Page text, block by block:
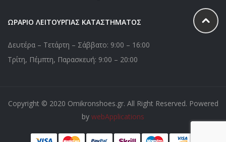
ΩΡΑΡΙΟ ΛΕΙΤΟΥΡΓΙΑΣ ΚΑΤΑΣΤΗΜΑΤΟΣ
Δευτέρα – Τετάρτη – Σάββατο: 9:00 – 16:00
Τρίτη, Πέμπτη, Παρασκευή: 9:00 – 20:00
Copyright © 2020 Omikronshoes.gr. All Right Reserved. Powered
by webApplications